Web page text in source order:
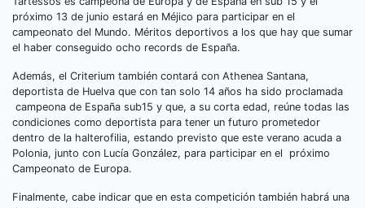
próximo 13 de junio estará en Méjico para participar en el
campeonato del Mundo. Méritos deportivos a los que hay que sumar
el haber conseguido ocho records de España.
Además, el Criterium también contará con Athenea Santana,
deportista de Huelva que con tan solo 14 años ha sido proclamada
campeona de España sub15 y que, a su corta edad, reúne todas las
condiciones como deportista para tener un futuro prometedor
dentro de la halterofilia, estando previsto que este verano acuda a
Polonia, junto con Lucía González, para participar en el próximo
Campeonato de Europa.
Finalmente, cabe indicar que en esta competición también habrá una